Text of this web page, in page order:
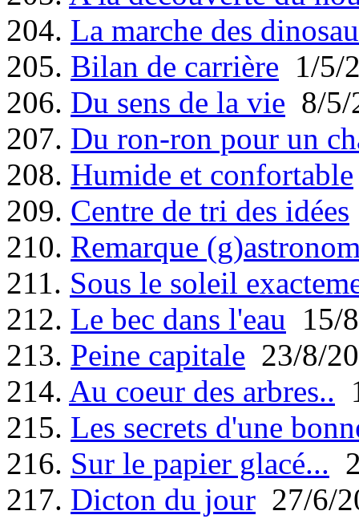
204. La marche des
205. Bilan de carrière 1/5/
206. Du sens de la vie 8/5/
207. Du ron-ron pour un
208. Humide et confortable
209. Centre de tri des idées
210. Remarque
211. Sous le soleil
212. Le bec dans l'eau 15/
213. Peine capitale 23/8/
214. Au coeur des arbres..
215. Les secrets d'une
216. Sur le papier glacé...
217. Dicton du jour 27/6/